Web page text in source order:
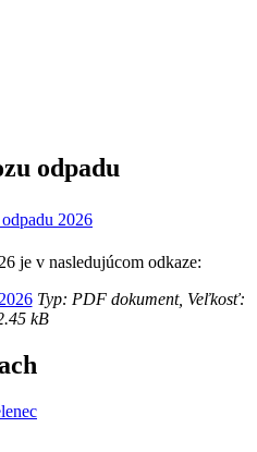
odpadu
je v nasledujúcom odkaze:
Typ: PDF dokument, Veľkosť:
kB